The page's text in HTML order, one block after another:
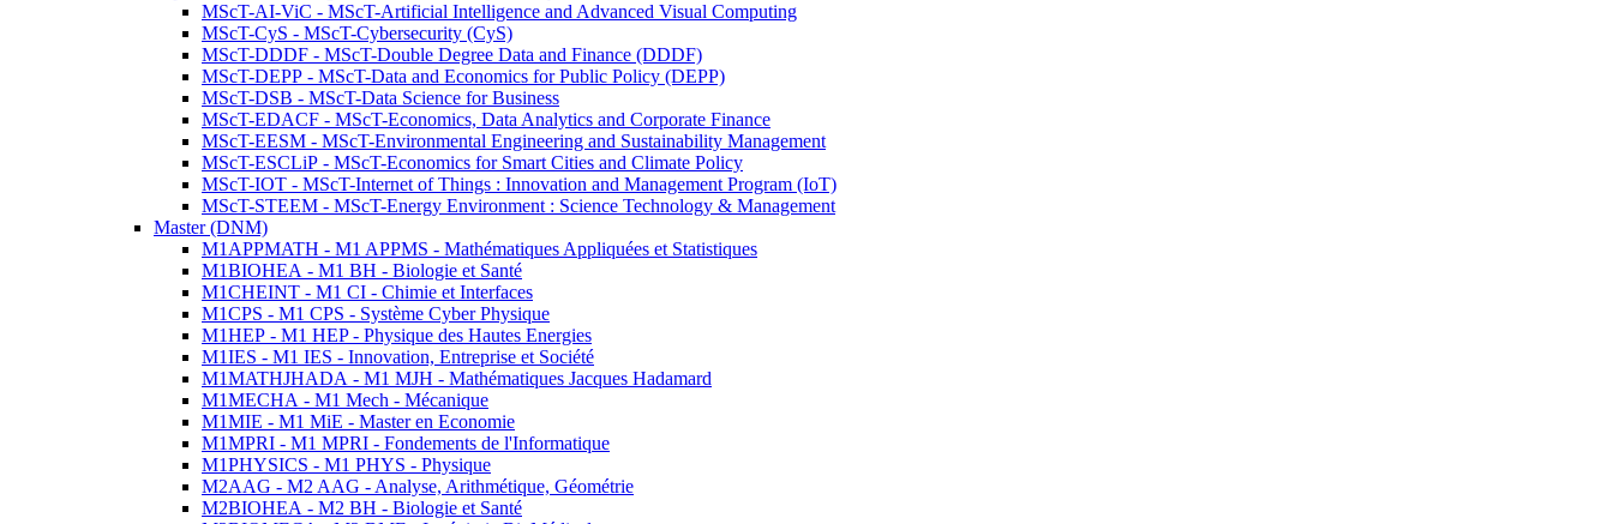
MScT-AI-ViC - MScT-Artificial Intelligence and Advanced Visual Computing
MScT-CyS - MScT-Cybersecurity (CyS)
MScT-DDDF - MScT-Double Degree Data and Finance (DDDF)
MScT-DEPP - MScT-Data and Economics for Public Policy (DEPP)
MScT-DSB - MScT-Data Science for Business
MScT-EDACF - MScT-Economics, Data Analytics and Corporate Finance
MScT-EESM - MScT-Environmental Engineering and Sustainability Management
MScT-ESCLiP - MScT-Economics for Smart Cities and Climate Policy
MScT-IOT - MScT-Internet of Things : Innovation and Management Program (IoT)
MScT-STEEM - MScT-Energy Environment : Science Technology & Management
Master (DNM)
M1APPMATH - M1 APPMS - Mathématiques Appliquées et Statistiques
M1BIOHEA - M1 BH - Biologie et Santé
M1CHEINT - M1 CI - Chimie et Interfaces
M1CPS - M1 CPS - Système Cyber Physique
M1HEP - M1 HEP - Physique des Hautes Energies
M1IES - M1 IES - Innovation, Entreprise et Société
M1MATHJHADA - M1 MJH - Mathématiques Jacques Hadamard
M1MECHA - M1 Mech - Mécanique
M1MIE - M1 MiE - Master en Economie
M1MPRI - M1 MPRI - Fondements de l'Informatique
M1PHYSICS - M1 PHYS - Physique
M2AAG - M2 AAG - Analyse, Arithmétique, Géométrie
M2BIOHEA - M2 BH - Biologie et Santé